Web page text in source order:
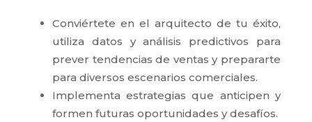
Conviértete en el arquitecto de tu éxito,
utiliza datos y análisis predictivos para
prever tendencias de ventas y prepararte
para diversos escenarios comerciales.
Implementa estrategias que anticipen y
formen futuras oportunidades y desafíos.